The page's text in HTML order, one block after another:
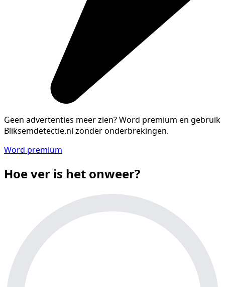
Geen advertenties meer zien?Word premium en gebruik
Bliksemdetectie.nl zonder onderbrekingen.
Word premium
Hoe ver is het onweer?